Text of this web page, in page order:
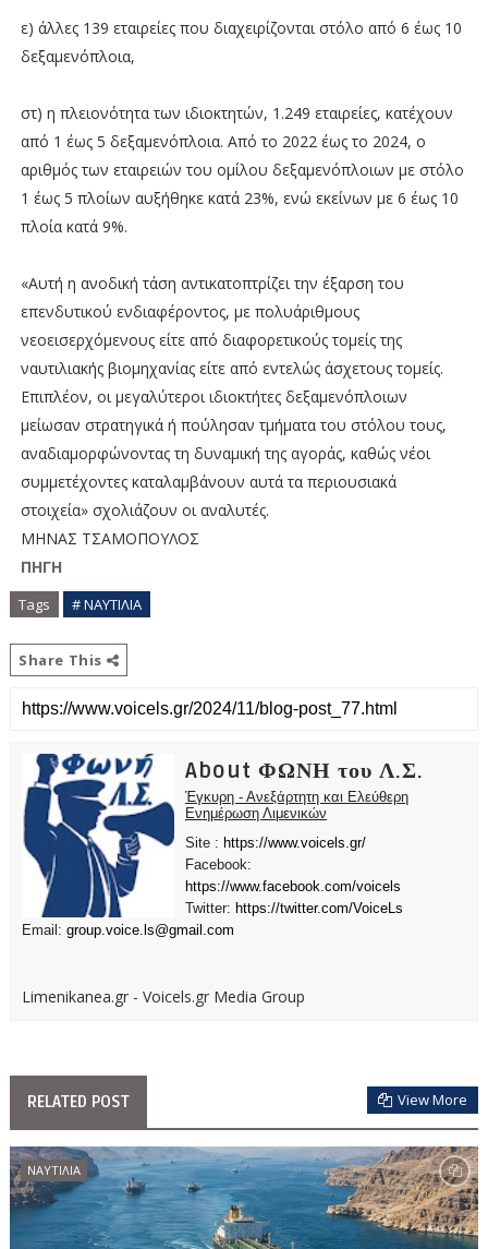
ε) άλλες 139 εταιρείες που διαχειρίζονται στόλο από 6 έως 10
δεξαμενόπλοια,
στ) η πλειονότητα των ιδιοκτητών, 1.249 εταιρείες, κατέχουν
από 1 έως 5 δεξαμενόπλοια. Από το 2022 έως το 2024, ο
αριθμός των εταιρειών του ομίλου δεξαμενόπλοιων με στόλο
1 έως 5 πλοίων αυξήθηκε κατά 23%, ενώ εκείνων με 6 έως 10
πλοία κατά 9%.
«Αυτή η ανοδική τάση αντικατοπτρίζει την έξαρση του
επενδυτικού ενδιαφέροντος, με πολυάριθμους
νεοεισερχόμενους είτε από διαφορετικούς τομείς της
ναυτιλιακής βιομηχανίας είτε από εντελώς άσχετους τομείς.
Επιπλέον, οι μεγαλύτεροι ιδιοκτήτες δεξαμενόπλοιων
μείωσαν στρατηγικά ή πούλησαν τμήματα του στόλου τους,
αναδιαμορφώνοντας τη δυναμική της αγοράς, καθώς νέοι
συμμετέχοντες καταλαμβάνουν αυτά τα περιουσιακά
στοιχεία» σχολιάζουν οι αναλυτές.
ΜΗΝΑΣ ΤΣΑΜΟΠΟΥΛΟΣ
ΠΗΓΗ
Tags # ΝΑΥΤΙΛΙΑ
Share This
About ΦΩΝΗ του Λ.Σ.
Έγκυρη - Ανεξάρτητη και Ελεύθερη
Ενημέρωση Λιμενικών
Site : https://www.voicels.gr/
Facebook:
https://www.facebook.com/voicels
Twitter: https://twitter.com/VoiceLs
Email: group.voice.ls@gmail.com
Limenikanea.gr - Voicels.gr Media Group
RELATED POST View More
ΝΑΥΤΙΛΙΑ